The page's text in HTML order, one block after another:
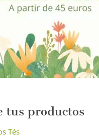
tus productos
Tés